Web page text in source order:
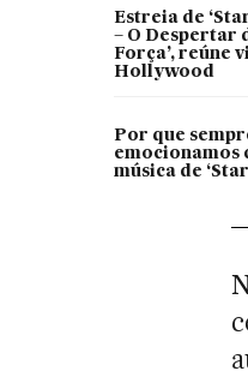
Estreia de
– O Despertar
Força’, reúne
Hollywood
Por que
emocionamos
música de